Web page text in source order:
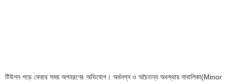
টিউশন পড়ে ফেরার সময় অপহরণের অভিযোগ। অর্ধনগ্ন ও অচৈতন্য অবস্থায় নাবালিকা(Minor